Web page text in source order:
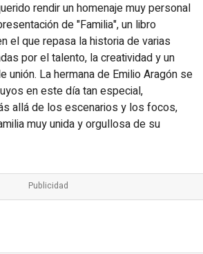
rendir un homenaje muy personal
de "Familia", un libro
el que repasa la historia de varias
por el talento, la creatividad y un
unión. La hermana de Emilio Aragón se
en este día tan especial,
allá de los escenarios y los focos,
muy unida y orgullosa de su